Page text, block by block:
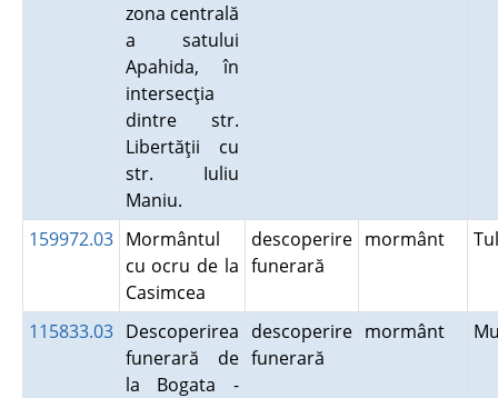
zona centrală
a satului
Apahida, în
intersecţia
dintre str.
Libertăţii cu
str. Iuliu
Maniu.
159972.03 Mormântul
cu ocru de la
Casimcea
descoperire
funerară
mormânt
115833.03 Descoperirea
funerară de
la Bogata -
descoperire
funerară
mormânt